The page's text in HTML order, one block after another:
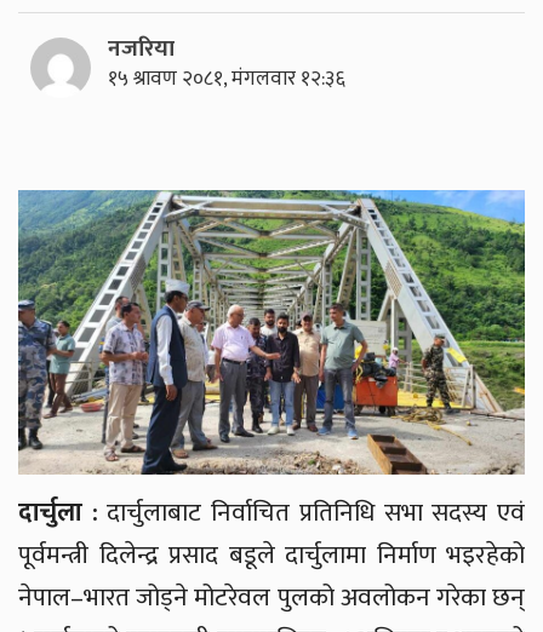
नजरिया
१५ श्रावण २०८१, मंगलवार १२:३६
दार्चुला : दार्चुलाबाट निर्वाचित प्रतिनिधि सभा सदस्य एवं
पूर्वमन्त्री दिलेन्द्र प्रसाद बडूले दार्चुलामा निर्माण भइरहेको
नेपाल–भारत जोड्ने मोटरेवल पुलको अवलोकन गरेका छन्